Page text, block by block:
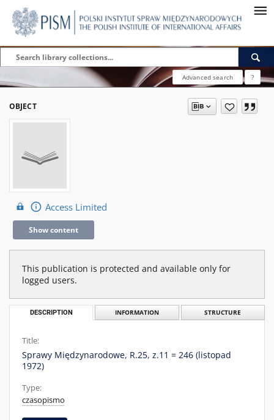
Advanced search ?
OBJECT
Access Limited
Show content
This publication is protected and available only for
logged users.
DESCRIPTION INFORMATION STRUCTURE
Title:
Sprawy Międzynarodowe, R.25, z.11 = 246 (listopad
1972)
Type:
czasopismo